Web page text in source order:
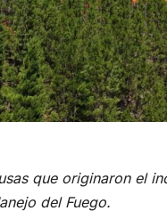
que originaron el
del Fuego.